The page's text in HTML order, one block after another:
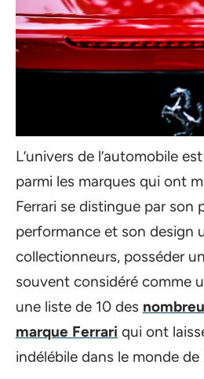
L’univers de l’automobile
parmi les marques qui ont
Ferrari se distingue par son
performance et son design
collectionneurs, posséder
souvent considéré comme
une liste de 10 des
marque Ferrari qui ont
indélébile dans le monde de